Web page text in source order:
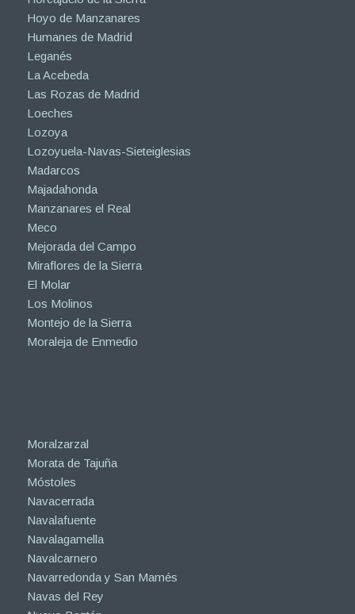
Hoyo de Manzanares
Humanes de Madrid
Leganés
La Acebeda
Las Rozas de Madrid
Loeches
Lozoya
Lozoyuela-Navas-Sieteiglesias
Madarcos
Majadahonda
Manzanares el Real
Meco
Mejorada del Campo
Miraflores de la Sierra
El Molar
Los Molinos
Montejo de la Sierra
Moraleja de Enmedio
Moralzarzal
Morata de Tajuña
Móstoles
Navacerrada
Navalafuente
Navalagamella
Navalcarnero
Navarredonda y San Mamés
Navas del Rey